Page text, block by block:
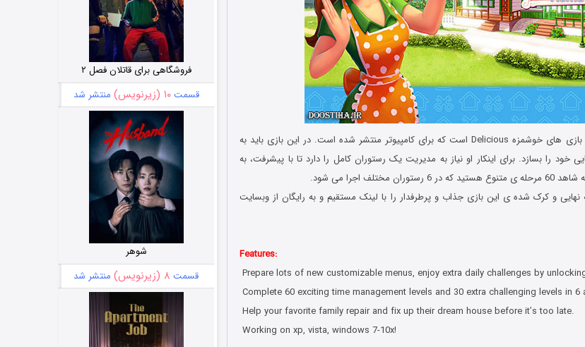
این بازی نسخه یازدهم از سری بازی های خوشمزه Delicious است که برای کامپیوتر منتشر شده است. در این بازی باید به
خود را بسازد. برای اینکار او نیاز به مدیریت یک رستوران کامل را دارد تا با پیشرفت، به
اجرا می شود.
و کرک شده ی این بازی جذاب و پرطرفدار را با لینک مستقیم و به رایگان از وبسایت
Features:
Prepare lots of new customizable menus, enjoy extra daily challenges by
Complete 60 exciting time management levels and 30 extra challenging levels in 6
Help your favorite family repair and fix up their dream house before it’s too late.
Working on xp, vista, windows 7-10x!
فروشگاهی برای قاتلان فصل ۲
قسمت۱۰ (زیرنویس) منتشر شد
شوهر
قسمت ۸ (زیرنویس) منتشر شد